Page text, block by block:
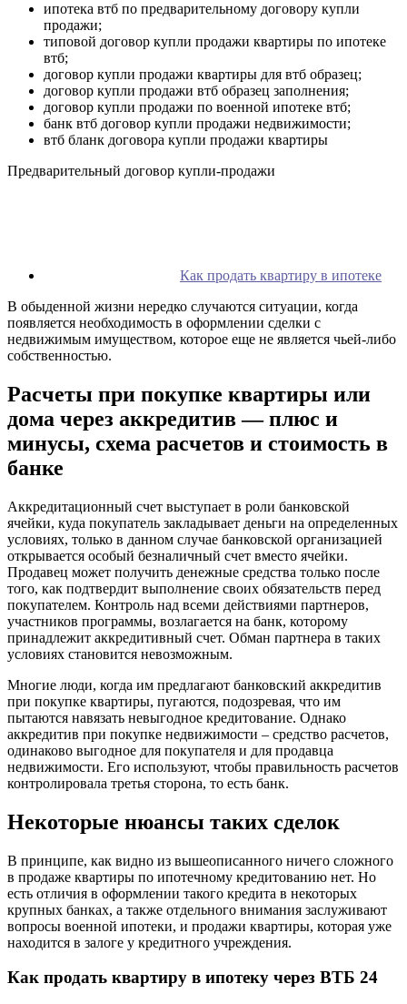
ипотека втб по предварительному договору купли
продажи;
типовой договор купли продажи квартиры по ипотеке
втб;
договор купли продажи квартиры для втб образец;
договор купли продажи втб образец заполнения;
договор купли продажи по военной ипотеке втб;
банк втб договор купли продажи недвижимости;
втб бланк договора купли продажи квартиры
Предварительный договор купли-продажи
Как продать квартиру в ипотеке
В обыденной жизни нередко случаются ситуации, когда
появляется необходимость в оформлении сделки с
недвижимым имуществом, которое еще не является чьей-либо
собственностью.
Расчеты при покупке квартиры или
дома через аккредитив — плюс и
минусы, схема расчетов и стоимость в
банке
Аккредитационный счет выступает в роли банковской
ячейки, куда покупатель закладывает деньги на определенных
условиях, только в данном случае банковской организацией
открывается особый безналичный счет вместо ячейки.
Продавец может получить денежные средства только после
того, как подтвердит выполнение своих обязательств перед
покупателем. Контроль над всеми действиями партнеров,
участников программы, возлагается на банк, которому
принадлежит аккредитивный счет. Обман партнера в таких
условиях становится невозможным.
Многие люди, когда им предлагают банковский аккредитив
при покупке квартиры, пугаются, подозревая, что им
пытаются навязать невыгодное кредитование. Однако
аккредитив при покупке недвижимости – средство расчетов,
одинаково выгодное для покупателя и для продавца
недвижимости. Его используют, чтобы правильность расчетов
контролировала третья сторона, то есть банк.
Некоторые нюансы таких сделок
В принципе, как видно из вышеописанного ничего сложного
в продаже квартиры по ипотечному кредитованию нет. Но
есть отличия в оформлении такого кредита в некоторых
крупных банках, а также отдельного внимания заслуживают
вопросы военной ипотеки, и продажи квартиры, которая уже
находится в залоге у кредитного учреждения.
Как продать квартиру в ипотеку через ВТБ 24